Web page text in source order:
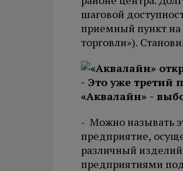
шаговой
приемный пункт на
торговли»).
- Это уже третий
«Аквалайн» -
- Можно называть
предприятие,
различный
предприятиями